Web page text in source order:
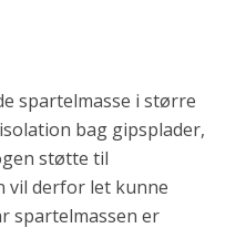
spartelmasse i større
bag gipsplader,
støtte til
vil derfor let kunne
spartelmassen er